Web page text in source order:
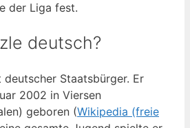
der Liga fest.
deutsch?
Staatsbürger. Er
2002 in Viersen
geboren (Wikipedia (freie